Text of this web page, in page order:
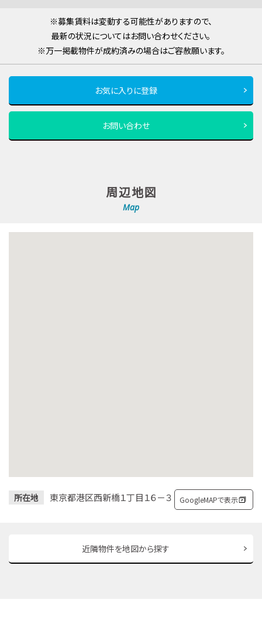
※募集賃料は変動する可能性がありますので、
最新の状況についてはお問い合わせください。
※万一掲載物件が成約済みの場合はご容赦願います。
お気に入りに登録
お問い合わせ
周辺地図
Map
所在地 東京都港区西新橋１丁目１６－３ GoogleMAPで表示
近隣物件を地図から探す